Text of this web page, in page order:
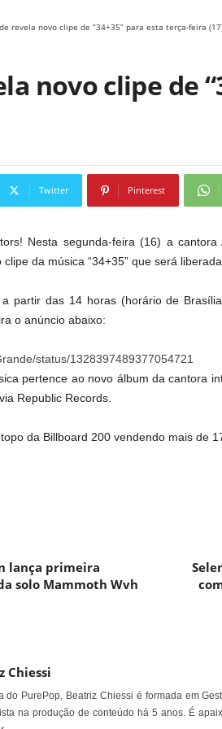
revela novo clipe de “34+35” para esta terça-feira
novo clipe de
Twitter Pinterest
Nesta segunda-feira (16) a
da música “34+35” que será
partir das 14 horas (horário de
o anúncio abaixo:
status/1328397489377054721
pertence ao novo álbum da cantora
Republic Records.
da Billboard 200 vendendo mais de
lança primeira
solo Mammoth Wvh
Chiessi
do PurePop, Beatriz Chiessi é formada em
na produção de conteúdo há 5 anos. É